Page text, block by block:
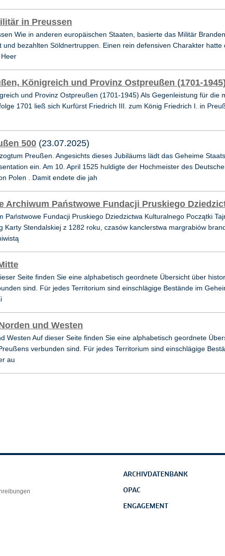
in Preussen
Wie in anderen europäischen Staaten, basierte das Militär
und bezahlten Söldnertruppen. Einen rein defensiven Charakter
Königreich und Provinz Ostpreußen (1701-1945)
und Provinz Ostpreußen (1701-1945) Als Gegenleistung für
1701 ließ sich Kurfürst Friedrich III. zum König Friedrich I. in
500 (23.07.2025)
Preußen. Angesichts dieses Jubiläums lädt das Geheime
ein. Am 10. April 1525 huldigte der Hochmeister des
Polen . Damit endete die jah
Archiwum Państwowe Fundacji Pruskiego
Państwowe Fundacji Pruskiego Dziedzictwa Kulturalnego Początki
Karty Stendalskiej z 1282 roku, czasów kanclerstwa margrabiów
Seite finden Sie eine alphabetisch geordnete Übersicht über
sind. Für jedes Territorium sind einschlägige Bestände im
und Westen
Westen Auf dieser Seite finden Sie eine alphabetisch geordnete
verbunden sind. Für jedes Territorium sind einschlägige
au
ARCHIVDATENBANK
OPAC
ENGAGEMENT